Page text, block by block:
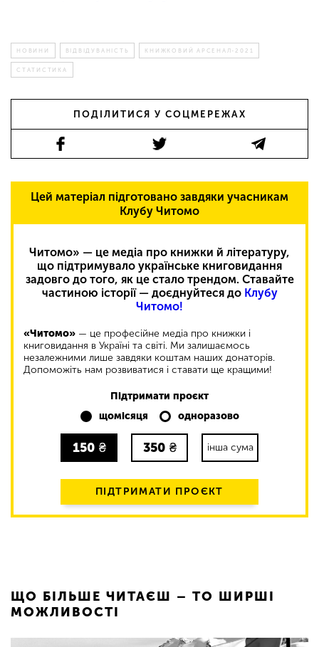
НОВИНИ ВІДВІДУВАНІСТЬ КНИЖКОВИЙ АРСЕНАЛ-2021
СТАТИСТИКА
ПОДІЛИТИСЯ У СОЦМЕРЕЖАХ
Цей матеріал підготовано завдяки учасникам
Клубу Читомо
Читомо» — це медіа про книжки й літературу,
що підтримувало українське книговидання
задовго до того, як це стало трендом. Ставайте
частиною історії — доєднуйтеся до Клубу
Читомо!
«Читомо» — це професійне медіа про книжки і
книговидання в Україні та світі. Ми залишаємось
незалежними лише завдяки коштам наших донаторів.
Допоможіть нам розвиватися і ставати ще кращими!
Підтримати проєкт
щомісяця
одноразово
150 ₴ 350 ₴ інша сума
ПІДТРИМАТИ ПРОЄКТ
ЩО БІЛЬШЕ ЧИТАЄШ – ТО ШИРШІ
МОЖЛИВОСТІ